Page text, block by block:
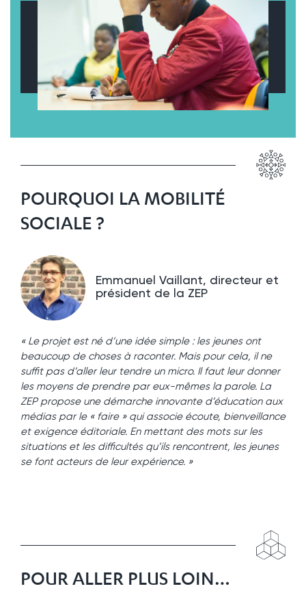
POURQUOI LA MOBILITÉ
SOCIALE ?
Emmanuel Vaillant, directeur et
président de la ZEP
« Le projet est né d’une idée simple : les jeunes ont
beaucoup de choses à raconter. Mais pour cela, il ne
suffit pas d’aller leur tendre un micro. Il faut leur donner
les moyens de prendre par eux-mêmes la parole. La
ZEP propose une démarche innovante d’éducation aux
médias par le « faire » qui associe écoute, bienveillance
et exigence éditoriale. En mettant des mots sur les
situations et les difficultés qu’ils rencontrent, les jeunes
se font acteurs de leur expérience. »
POUR ALLER PLUS LOIN…